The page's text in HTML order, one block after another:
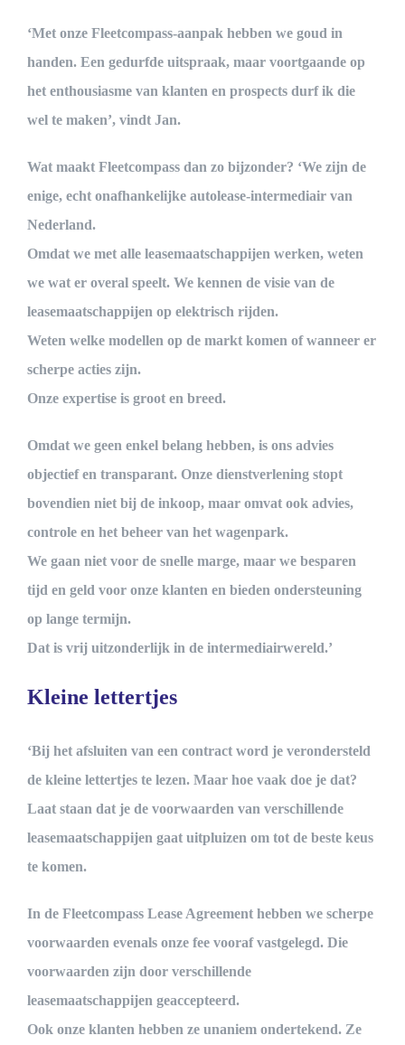
‘Met onze Fleetcompass-aanpak hebben we goud in
handen. Een gedurfde uitspraak, maar voortgaande op
het enthousiasme van klanten en prospects durf ik die
wel te maken’, vindt Jan.
Wat maakt Fleetcompass dan zo bijzonder? ‘We zijn de
enige, echt onafhankelijke autolease-intermediair van
Nederland.
Omdat we met alle leasemaatschappijen werken, weten
we wat er overal speelt. We kennen de visie van de
leasemaatschappijen op elektrisch rijden.
Weten welke modellen op de markt komen of wanneer er
scherpe acties zijn.
Onze expertise is groot en breed.
Omdat we geen enkel belang hebben, is ons advies
objectief en transparant. Onze dienstverlening stopt
bovendien niet bij de inkoop, maar omvat ook advies,
controle en het beheer van het wagenpark.
We gaan niet voor de snelle marge, maar we besparen
tijd en geld voor onze klanten en bieden ondersteuning
op lange termijn.
Dat is vrij uitzonderlijk in de intermediairwereld.’
Kleine lettertjes
‘Bij het afsluiten van een contract word je verondersteld
de kleine lettertjes te lezen. Maar hoe vaak doe je dat?
Laat staan dat je de voorwaarden van verschillende
leasemaatschappijen gaat uitpluizen om tot de beste keus
te komen.
In de Fleetcompass Lease Agreement hebben we scherpe
voorwaarden evenals onze fee vooraf vastgelegd. Die
voorwaarden zijn door verschillende
leasemaatschappijen geaccepteerd.
Ook onze klanten hebben ze unaniem ondertekend. Ze